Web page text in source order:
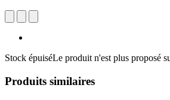
Stock épuiséLe produit n'est plus proposé
Produits similaires